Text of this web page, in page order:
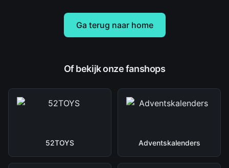
Ga terug naar home
Of bekijk onze fanshops
52TOYS Adventskalenders